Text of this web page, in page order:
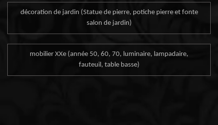
décoration de jardin (Statue de pierre, potiche pierre et fonte
salon de jardin)
mobilier XXe (année 50, 60, 70, luminaire, lampadaire,
fauteuil, table basse)